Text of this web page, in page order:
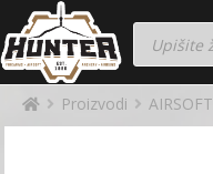
Proizvodi AIRSOFT